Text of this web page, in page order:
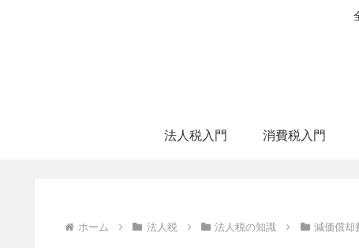
法人税入門 消費税入門
ホーム 法人税 法人税の知識 減価償却